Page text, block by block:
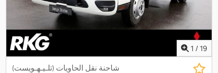
1 / 19
شاحنة نقل الحاويات (تلـيـهـويست)